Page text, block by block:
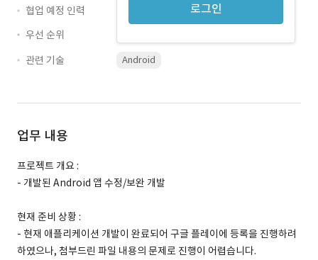
로그인
협업 예정 인력
우선 순위
관련 기술
Android
업무 내용
프로젝트 개요 :
- 개발된 Android 앱 수정/보완 개발
현재 준비 상황 :
- 현재 애플리케이션 개발이 완료되어 구글 플레이에 등록을 진행하려
하였으나, 첨부드린 파일 내용의 문제로 진행이 어렵습니다.